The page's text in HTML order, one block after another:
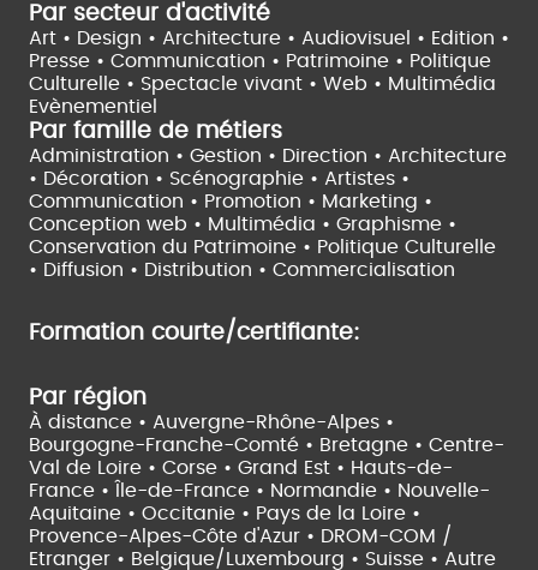
Par secteur d'activité
Art • Design • Architecture • Audiovisuel • Edition •
Presse • Communication • Patrimoine • Politique
Culturelle • Spectacle vivant • Web • Multimédia
Evènementiel
Par famille de métiers
Administration • Gestion • Direction • Architecture
• Décoration • Scénographie • Artistes •
Communication • Promotion • Marketing •
Conception web • Multimédia • Graphisme •
Conservation du Patrimoine • Politique Culturelle
• Diffusion • Distribution • Commercialisation
Formation courte/certifiante:
Par région
À distance • Auvergne-Rhône-Alpes •
Bourgogne-Franche-Comté • Bretagne • Centre-
Val de Loire • Corse • Grand Est • Hauts-de-
France •
Île-de-France • Normandie • Nouvelle-
Aquitaine • Occitanie • Pays de la Loire •
Provence-Alpes-Côte d'Azur • DROM-COM /
Etranger • Belgique/Luxembourg • Suisse • Autre